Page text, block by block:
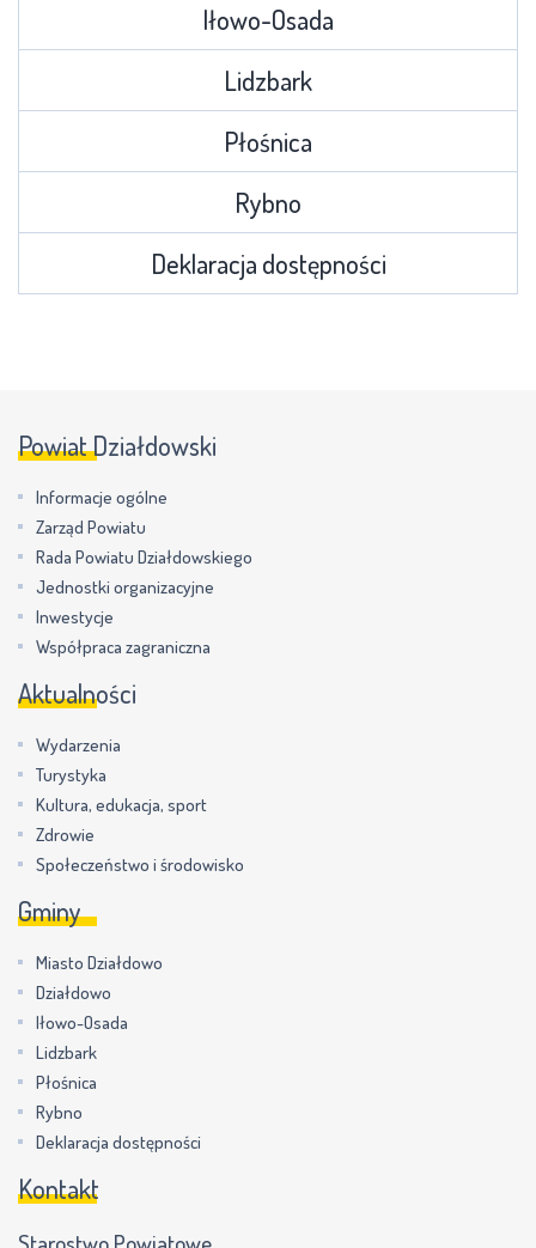
Iłowo-Osada
Lidzbark
Płośnica
Rybno
Deklaracja dostępności
Powiat Działdowski
Informacje ogólne
Zarząd Powiatu
Rada Powiatu Działdowskiego
Jednostki organizacyjne
Inwestycje
Współpraca zagraniczna
Aktualności
Wydarzenia
Turystyka
Kultura, edukacja, sport
Zdrowie
Społeczeństwo i środowisko
Gminy
Miasto Działdowo
Działdowo
Iłowo-Osada
Lidzbark
Płośnica
Rybno
Deklaracja dostępności
Kontakt